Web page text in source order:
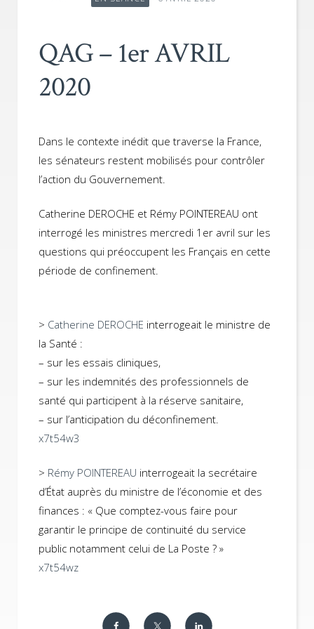
QAG – 1er AVRIL
2020
Dans le contexte inédit que traverse la France,
les sénateurs restent mobilisés pour contrôler
l’action du Gouvernement.
Catherine DEROCHE et Rémy POINTEREAU ont
interrogé les ministres mercredi 1er avril sur les
questions qui préoccupent les Français en cette
période de confinement.
> Catherine DEROCHE interrogeait le ministre de
la Santé :
– sur les essais cliniques,
– sur les indemnités des professionnels de
santé qui participent à la réserve sanitaire,
– sur l’anticipation du déconfinement.
x7t54w3
> Rémy POINTEREAU interrogeait la secrétaire
d’État auprès du ministre de l’économie et des
finances : « Que comptez-vous faire pour
garantir le principe de continuité du service
public notamment celui de La Poste ? »
x7t54wz